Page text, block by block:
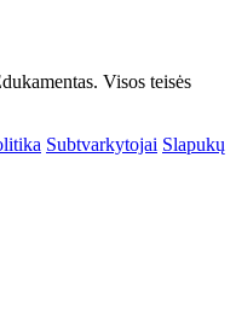
Visos teisės
Subtvarkytojai Slapukų